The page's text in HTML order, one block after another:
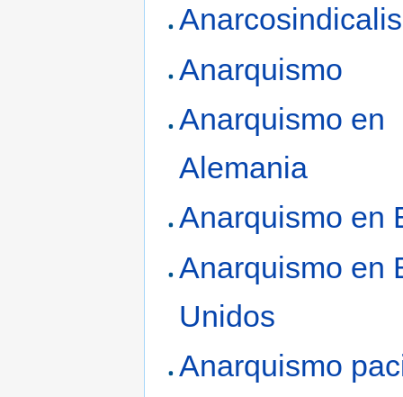
Anarquismo
Anarquismo en
Alemania
Anarquismo en
Anarquismo en
Unidos
Anarquismo